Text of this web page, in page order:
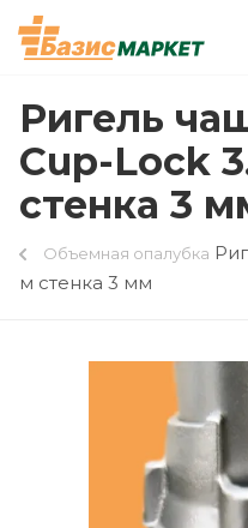
Ригель
Cup-Lock
стенка 3
Объемная опалубка
м стенка 3 мм